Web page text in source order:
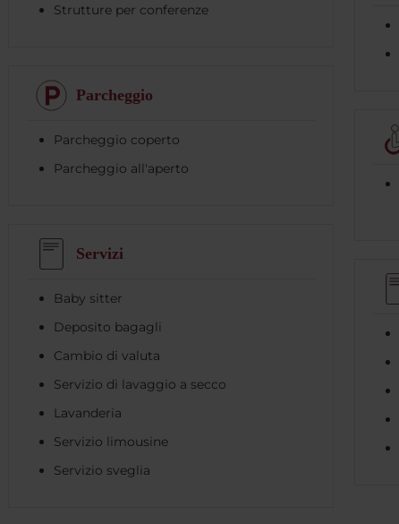
Strutture per conferenze
Parcheggio
Parcheggio coperto
Parcheggio all'aperto
Servizi
Baby sitter
Deposito bagagli
Cambio di valuta
Servizio di lavaggio a secco
Lavanderia
Servizio limousine
Servizio sveglia